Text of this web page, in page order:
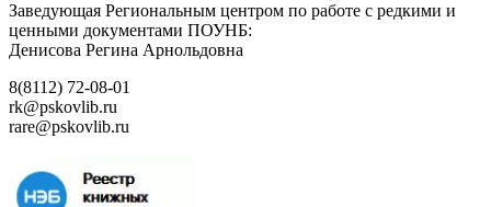
Заведующая Региональным центром по работе с редкими и
ценными документами ПОУНБ:
Денисова Регина Арнольдовна
8(8112) 72-08-01
rk@pskovlib.ru
rare@pskovlib.ru